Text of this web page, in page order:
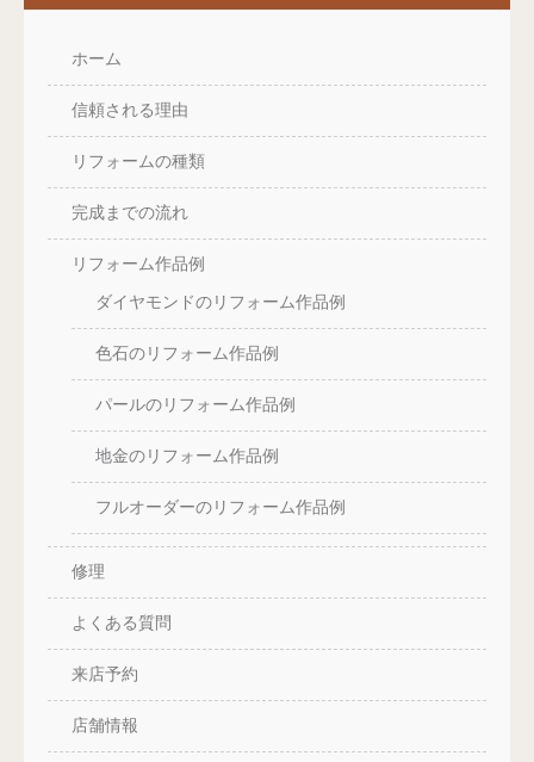
ホーム
信頼される理由
リフォームの種類
完成までの流れ
リフォーム作品例
ダイヤモンドのリフォーム作品例
色石のリフォーム作品例
パールのリフォーム作品例
地金のリフォーム作品例
フルオーダーのリフォーム作品例
修理
よくある質問
来店予約
店舗情報